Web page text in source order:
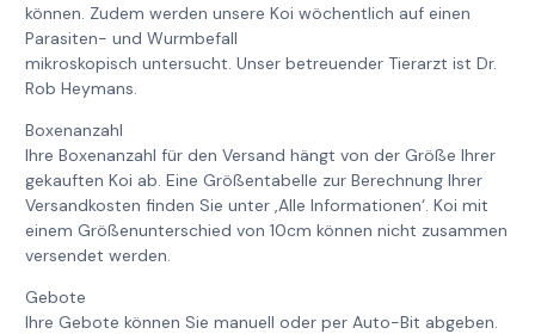
können. Zudem werden unsere Koi wöchentlich auf einen
Parasiten- und Wurmbefall
mikroskopisch untersucht. Unser betreuender Tierarzt ist Dr.
Rob Heymans.
Boxenanzahl
Ihre Boxenanzahl für den Versand hängt von der Größe Ihrer
gekauften Koi ab. Eine Größentabelle zur Berechnung Ihrer
Versandkosten finden Sie unter ‚Alle Informationen‘. Koi mit
einem Größenunterschied von 10cm können nicht zusammen
versendet werden.
Gebote
Ihre Gebote können Sie manuell oder per Auto-Bit abgeben.